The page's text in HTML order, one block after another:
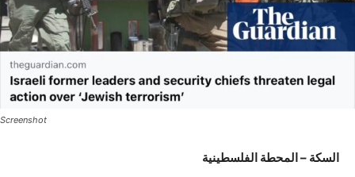
Screenshot
السكة – المحطة الفلسطينية